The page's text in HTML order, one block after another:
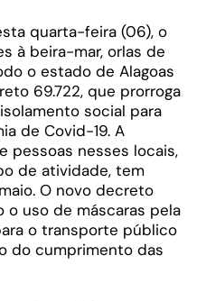
quarta-feira (06), o
à beira-mar, orlas de
o estado de Alagoas
69.722, que prorroga
social para
de Covid-19. A
pessoas nesses locais,
de atividade, tem
O novo decreto
uso de máscaras pela
o transporte público
do cumprimento das